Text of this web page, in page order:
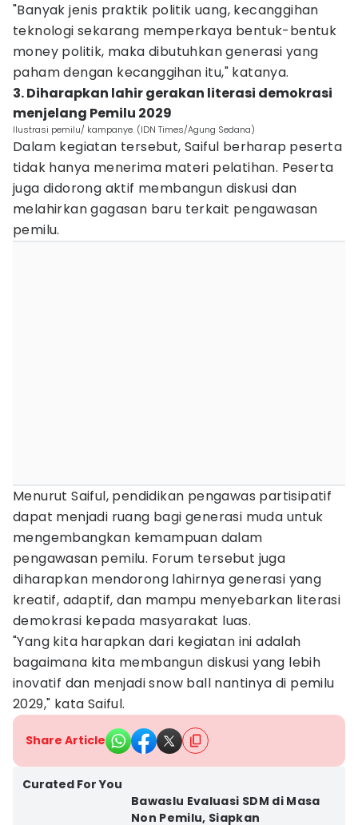
"Banyak jenis praktik politik uang, kecanggihan
teknologi sekarang memperkaya bentuk-bentuk
money politik, maka dibutuhkan generasi yang
paham dengan kecanggihan itu," katanya.
3. Diharapkan lahir gerakan literasi demokrasi
menjelang Pemilu 2029
Ilustrasi pemilu/ kampanye. (IDN Times/Agung Sedana)
Dalam kegiatan tersebut, Saiful berharap peserta
tidak hanya menerima materi pelatihan. Peserta
juga didorong aktif membangun diskusi dan
melahirkan gagasan baru terkait pengawasan
pemilu.
Menurut Saiful, pendidikan pengawas partisipatif
dapat menjadi ruang bagi generasi muda untuk
mengembangkan kemampuan dalam
pengawasan pemilu. Forum tersebut juga
diharapkan mendorong lahirnya generasi yang
kreatif, adaptif, dan mampu menyebarkan literasi
demokrasi kepada masyarakat luas.
"Yang kita harapkan dari kegiatan ini adalah
bagaimana kita membangun diskusi yang lebih
inovatif dan menjadi snow ball nantinya di pemilu
2029," kata Saiful.
Share Article
Curated For You
Bawaslu Evaluasi SDM di Masa
Non Pemilu, Siapkan